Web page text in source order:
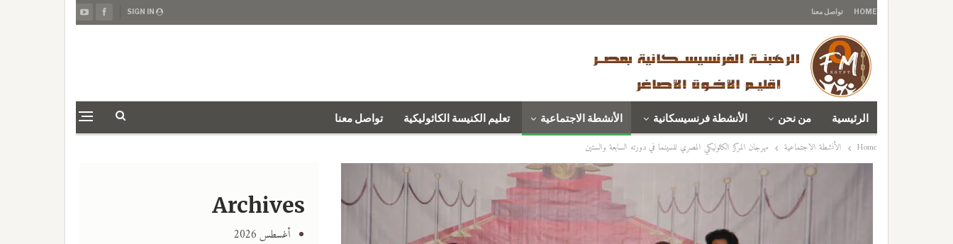
HOME تواصل معنا
الرئيسية من نحن الأنشطة فرنسيسكانية الأنشطة الاجتماعية تعليم الكنيسة الكاثوليكية تواصل معنا
Home الأنشطة الاجتماعية مهرجان المركز الكاثوليكي المصري للسينما في دورته السابعة والستين
Archives
أغسطس 2026